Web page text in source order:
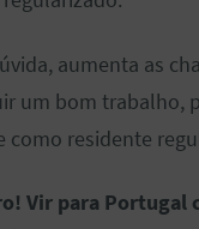
aumenta as
um bom trabalho,
como residente
Vir para Portugal